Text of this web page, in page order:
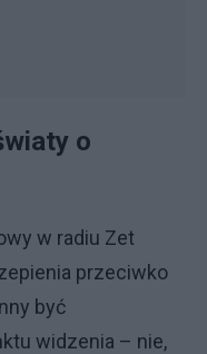
o
w radiu Zet
przeciwko
być
widzenia – nie,